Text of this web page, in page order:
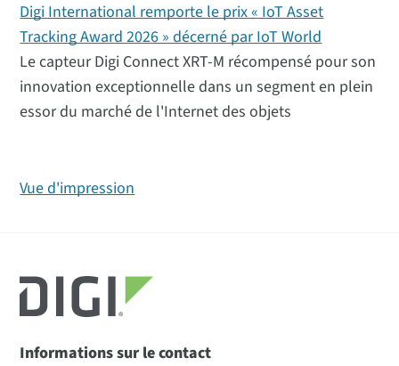
Digi International remporte le prix « IoT Asset
Tracking Award 2026 » décerné par IoT World
Le capteur Digi Connect XRT-M récompensé pour son
innovation exceptionnelle dans un segment en plein
essor du marché de l'Internet des objets
Vue d'impression
Informations sur le contact